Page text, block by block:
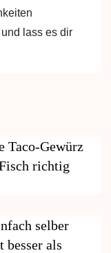
lass es dir
Taco-Gewürz
richtig
selber
besser als